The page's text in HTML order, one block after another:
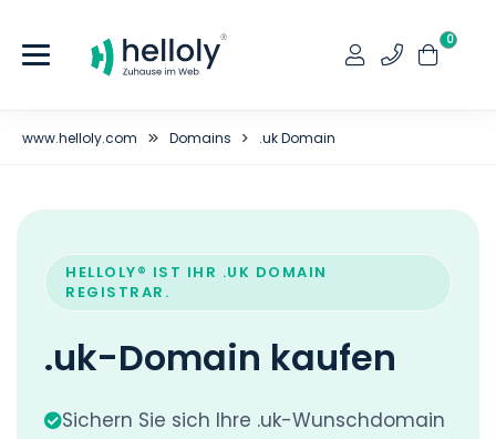
0
www.helloly.com Domains .uk Domain
HELLOLY® IST IHR .UK DOMAIN
REGISTRAR.
.uk-Domain kaufen
Sichern Sie sich Ihre .uk-Wunschdomain